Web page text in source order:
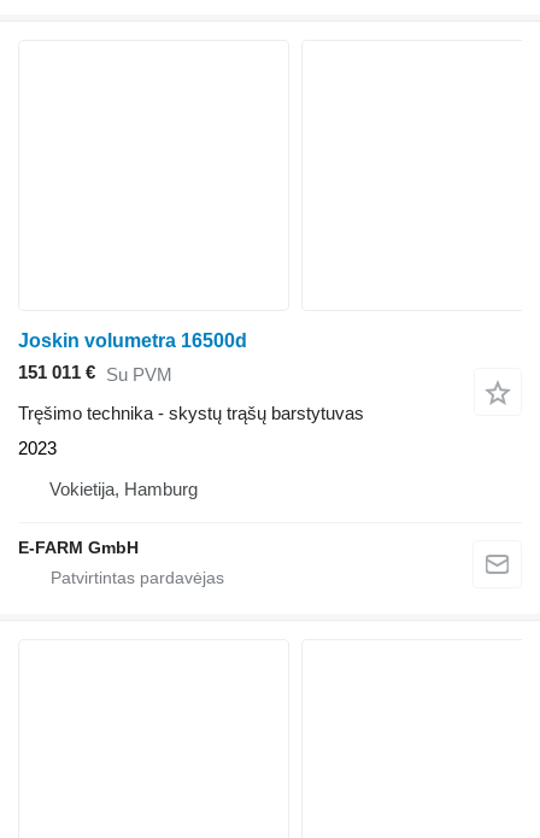
Joskin volumetra 16500d
151 011 € Su PVM
Tręšimo technika - skystų trąšų barstytuvas
2023
Vokietija, Hamburg
E-FARM GmbH